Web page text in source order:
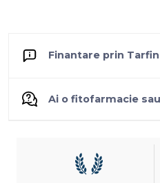
Finantare prin Tarfin
Ai o fitofarmacie